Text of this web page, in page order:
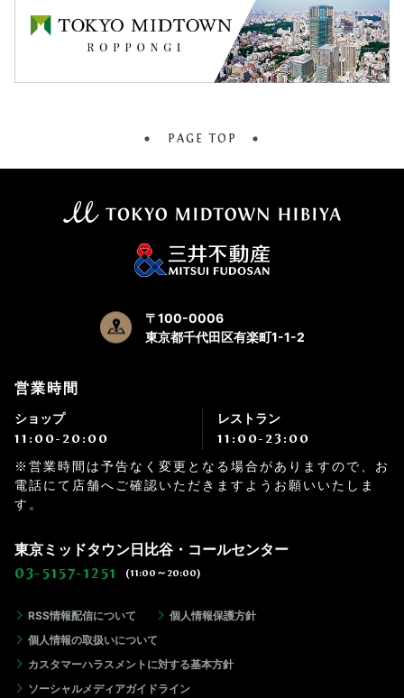
PAGE TOP
〒100-0006
東京都千代田区有楽町1-1-2
営業時間
ショップ
11:00-20:00
レストラン
11:00-23:00
※営業時間は予告なく変更となる場合がありますので、お
電話にて店舗へご確認いただきますようお願いいたしま
す。
東京ミッドタウン日比谷・コールセンター
03-5157-1251 (11:00～20:00)
RSS情報配信について
個人情報保護方針
個人情報の取扱いについて
カスタマーハラスメントに対する基本方針
ソーシャルメディアガイドライン